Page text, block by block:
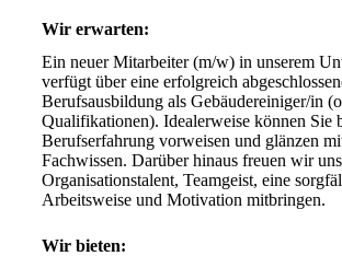
Wir erwarten:
Ein neuer Mitarbeiter (m/w) in unserem
verfügt über eine erfolgreich
Berufsausbildung als Gebäudereiniger/in
Qualifikationen). Idealerweise können Sie
Berufserfahrung vorweisen und glänzen
Fachwissen. Darüber hinaus freuen wir
Organisationstalent, Teamgeist, eine
Arbeitsweise und Motivation mitbringen.
Wir bieten: